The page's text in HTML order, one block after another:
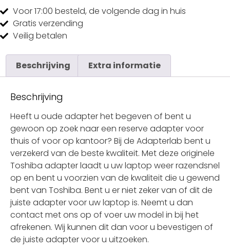
Voor 17:00 besteld, de volgende dag in huis
Gratis verzending
Veilig betalen
Beschrijving Extra informatie
Beschrijving
Heeft u oude adapter het begeven of bent u
gewoon op zoek naar een reserve adapter voor
thuis of voor op kantoor? Bij de Adapterlab bent u
verzekerd van de beste kwaliteit. Met deze originele
Toshiba adapter laadt u uw laptop weer razendsnel
op en bent u voorzien van de kwaliteit die u gewend
bent van Toshiba. Bent u er niet zeker van of dit de
juiste adapter voor uw laptop is. Neemt u dan
contact met ons op of voer uw model in bij het
afrekenen. Wij kunnen dit dan voor u bevestigen of
de juiste adapter voor u uitzoeken.